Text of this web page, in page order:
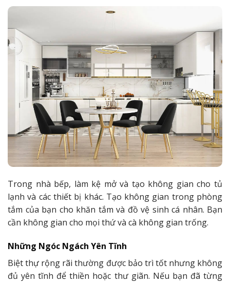
Trong nhà bếp, làm kệ mở và tạo không gian cho tủ
lạnh và các thiết bị khác. Tạo không gian trong phòng
tắm của bạn cho khăn tắm và đồ vệ sinh cá nhân. Bạn
cần không gian cho mọi thứ và cà không gian trống.
Những Ngóc Ngách Yên Tĩnh
Biệt thự rộng rãi thường được bảo trì tốt nhưng không
đủ yên tĩnh để thiền hoặc thư giãn. Nếu bạn đã từng